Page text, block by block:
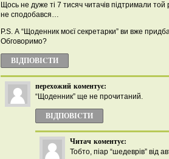
Щось не дуже ті 7 тисяч читачів підтримали
не сподобався…
P.S. А “Щоденник моєї секретарки” ви вже
Обговоримо?
ВІДПОВІCТИ
перехожий коментує:
“Щоденник” ще не прочитаний.
ВІДПОВІCТИ
Читач коментує:
Тобто, піар “шедеврів” від